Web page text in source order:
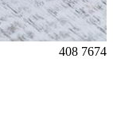
7674
408